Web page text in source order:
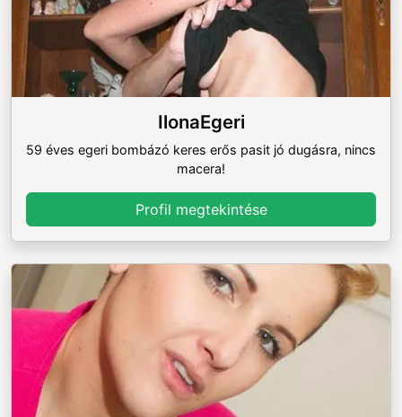
IlonaEgeri
59 éves egeri bombázó keres erős pasit jó dugásra, nincs
macera!
Profil megtekintése